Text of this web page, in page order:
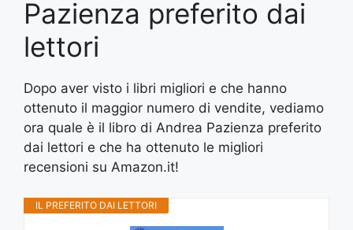
Pazienza preferito dai
lettori
Dopo aver visto i libri migliori e che hanno
ottenuto il maggior numero di vendite, vediamo
ora quale è il libro di Andrea Pazienza preferito
dai lettori e che ha ottenuto le migliori
recensioni su Amazon.it!
IL PREFERITO DAI LETTORI